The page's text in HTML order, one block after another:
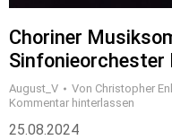
Choriner
Sinfonieorchester
August_V Von Christopher
Kommentar hinterlassen
25.08.2024